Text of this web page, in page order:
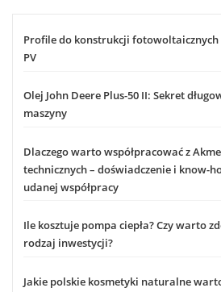
Profile do konstrukcji fotowoltaicznych
PV
Olej John Deere Plus-50 II: Sekret
maszyny
Dlaczego warto współpracować z
technicznych – doświadczenie i know-
udanej współpracy
Ile kosztuje pompa ciepła? Czy warto
rodzaj inwestycji?
Jakie polskie kosmetyki naturalne